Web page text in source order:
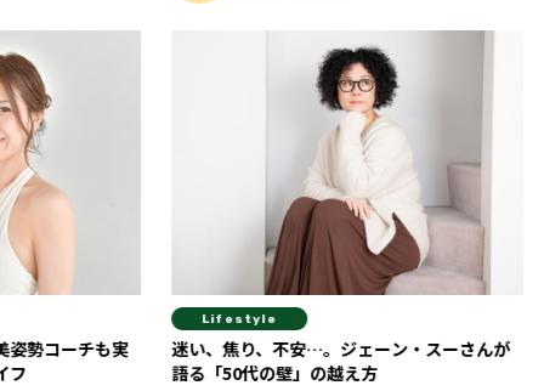
も実
Lifestyle
迷い、焦り、不安…。ジェーン・スーさんが
語る「50代の壁」の越え方
注目の